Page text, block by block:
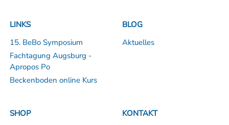
LINKS
15. BeBo Symposium
Fachtagung Augsburg -
Apropos Po
Beckenboden online Kurs
BLOG
Aktuelles
SHOP
KONTAKT